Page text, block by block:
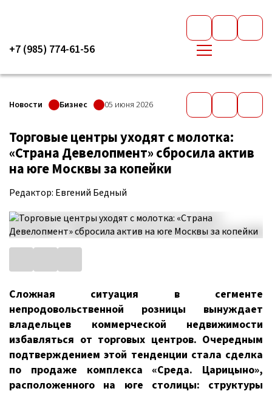
+7 (985) 774-61-56
Новости Бизнес 05 июня 2026
Торговые центры уходят с молотка:
«Страна Девелопмент» сбросила актив
на юге Москвы за копейки
Редактор: Евгений Бедный
Сложная ситуация в сегменте
непродовольственной розницы вынуждает
владельцев коммерческой недвижимости
избавляться от торговых центров. Очередным
подтверждением этой тенденции стала сделка
по продаже комплекса «Среда. Царицыно»,
расположенного на юге столицы: структуры